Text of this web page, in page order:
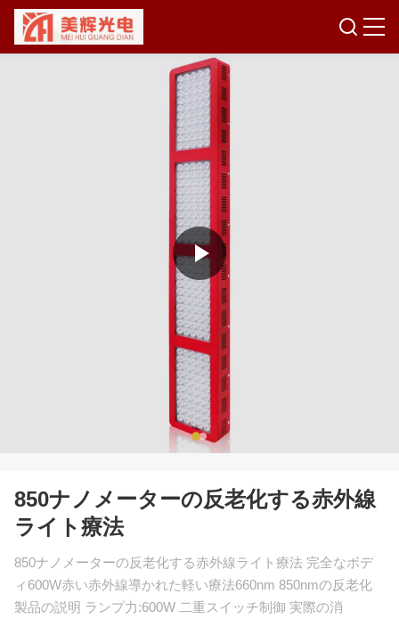
850ナノメーターの反老化する赤外線
ライト療法
850ナノメーターの反老化する赤外線ライト療法 完全なボデ
ィ600W赤い赤外線導かれた軽い療法660nm 850nmの反老化
製品の説明 ランプ力:600W 二重スイッチ制御 実際の消